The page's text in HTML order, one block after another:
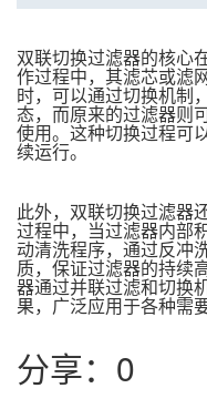
双联切换过滤器的核心
作过程中，其滤芯或滤
时，可以通过切换机制
态，而原来的过滤器则
使用。这种切换过程可
续运行。
此外，双联切换过滤器
过程中，当过滤器内部
动清洗程序，通过反冲
质，保证过滤器的持续
器通过并联过滤和切换
果，广泛应用于各种需
分享： 0